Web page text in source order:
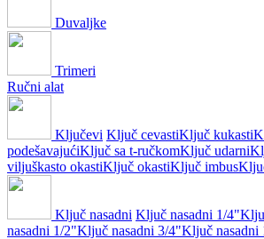
Duvaljke
Trimeri
Ručni alat
Ključevi Ključ cevastiKljuč kukasti
podešavajućiKljuč sa t-ručkomKljuč udarni
viljuškasto okastiKljuč okastiKljuč imbus
Ključ nasadni Ključ nasadni 1/4"
nasadni 1/2"Ključ nasadni 3/4"Ključ nasadni